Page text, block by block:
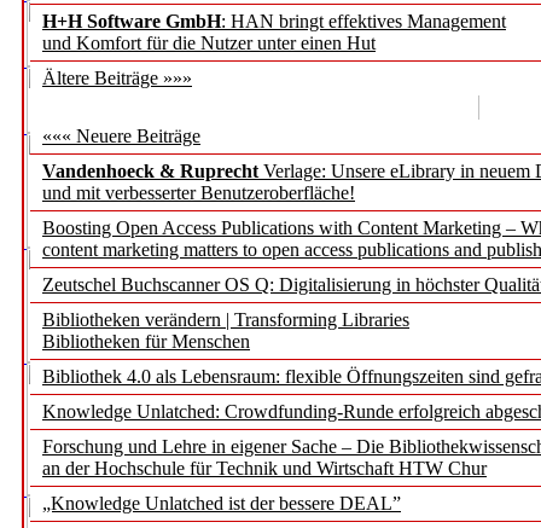
H+H Software GmbH: HAN bringt effektives Management
und Komfort für die Nutzer unter einen Hut
Ältere Beiträge »»»
««« Neuere Beiträge
Vandenhoeck & Ruprecht Verlage: Unsere eLibrary in neuem
und mit verbesserter Benutzeroberfläche!
Boosting Open Access Publications with Content Marketing –
content marketing matters to open access publications and
Zeutschel Buchscanner OS Q: Digitalisierung in höchster
Bibliotheken verändern | Transforming Libraries
Bibliotheken für Menschen
Bibliothek 4.0 als Lebensraum: flexible Öffnungszeiten sind
Knowledge Unlatched: Crowdfunding-Runde erfolgreich
Forschung und Lehre in eigener Sache – Die
an der Hochschule für Technik und Wirtschaft HTW Chur
„Knowledge Unlatched ist der bessere DEAL”